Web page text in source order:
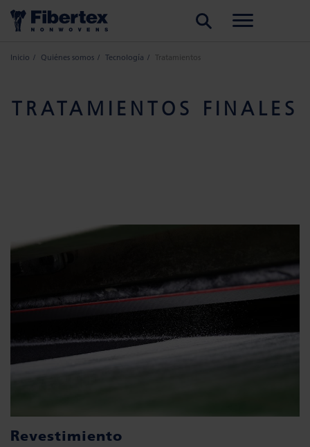
Inicio Quiénes somos Tecnología Tratamientos
TRATAMIENTOS FINALES
Revestimiento